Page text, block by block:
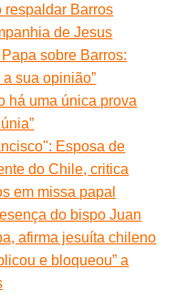
respaldar Barros
de Jesus
sobre Barros:
sua opinião”
há uma única prova
Esposa de
do Chile, critica
em missa papal
do bispo Juan
afirma jesuíta chileno
e bloqueou” a